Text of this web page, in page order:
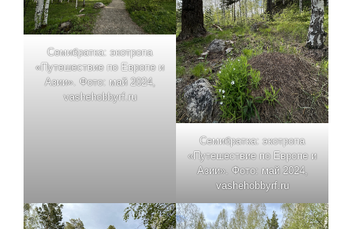
Семибратка: экотропа
«Путешествие по Европе и
Азии». Фото: май 2024,
vashehobbyrf.ru
Семибратка: экотропа
«Путешествие по Европе и
Азии». Фото: май 2024,
vashehobbyrf.ru